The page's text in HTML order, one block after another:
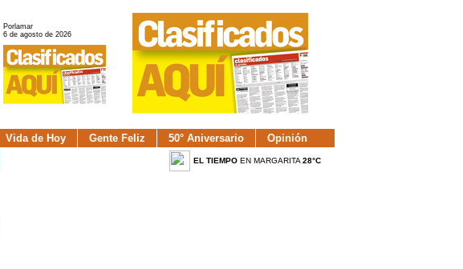
Porlamar
6 de agosto de 2026
Vida de Hoy Gente Feliz 50° Aniversario Opinión
EL TIEMPOEN MARGARITA 28°C